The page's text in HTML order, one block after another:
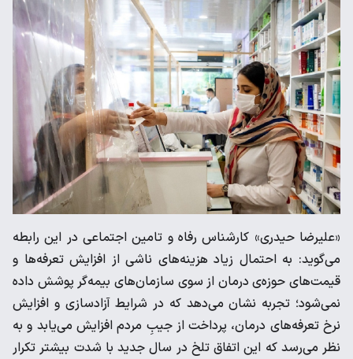
«علیرضا حیدری» کارشناس رفاه و تامین اجتماعی در این رابطه
می‌گوید: به احتمال زیاد هزینه‌های ناشی از افزایش تعرفه‌ها و
قیمت‌های حوزه‌ی درمان از سوی سازمان‌های بیمه‌گر پوشش داده
نمی‌شود؛ تجربه نشان می‌دهد که در شرایط آزادسازی و افزایش
نرخ تعرفه‌های درمان، پرداخت از جیبِ مردم افزایش می‌یابد و به
نظر می‌رسد که این اتفاق تلخ در سال جدید با شدت بیشتر تکرار